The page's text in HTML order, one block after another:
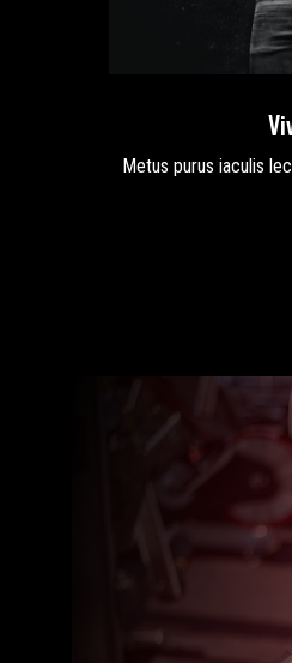
Metus purus iaculis